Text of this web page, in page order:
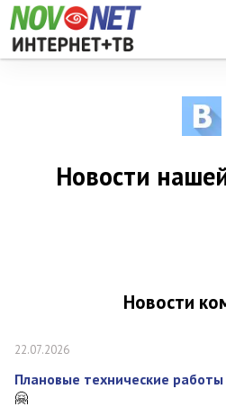
Новости
Новости
22.07.2026
Плановые технические работы
🤗